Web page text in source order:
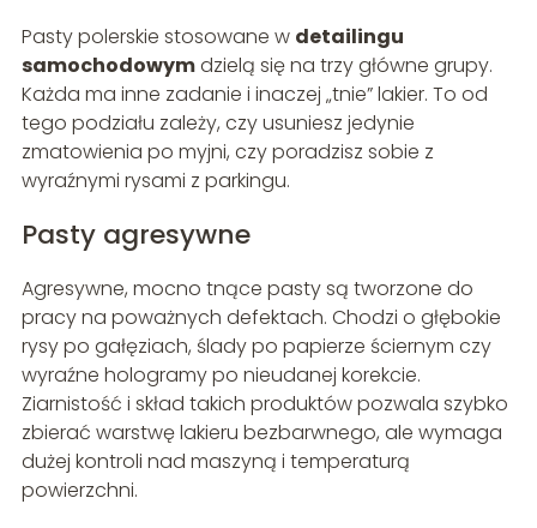
Pasty polerskie stosowane w detailingu
samochodowymdzielą się na trzy główne grupy.
Każda ma inne zadanie i inaczej „tnie” lakier. To od
tego podziału zależy, czy usuniesz jedynie
zmatowienia po myjni, czy poradzisz sobie z
wyraźnymi rysami z parkingu.
Pasty agresywne
Agresywne, mocno tnące pasty są tworzone do
pracy na poważnych defektach. Chodzi o głębokie
rysy po gałęziach, ślady po papierze ściernym czy
wyraźne hologramy po nieudanej korekcie.
Ziarnistość i skład takich produktów pozwala szybko
zbierać warstwę lakieru bezbarwnego, ale wymaga
dużej kontroli nad maszyną i temperaturą
powierzchni.